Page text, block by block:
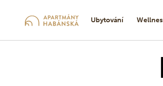
Ubytování